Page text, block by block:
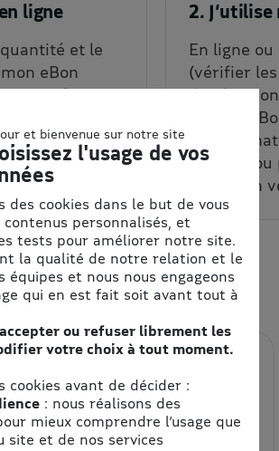
ligne
et le
eBon
remisé, que je
mon
2.
En ligne
(vérifier
chaque
bon
un code
code à un
: les enseignes du
😍
et bienvenue sur notre site
l'usage de vos
des cookies dans le but de vous
personnalisés, et
tests pour améliorer notre site.
la qualité de notre relation et le
équipes et nous nous engageons
qui en est fait soit avant tout à
ou refuser librement les
votre choix à tout moment.
cookies avant de décider :
: nous réalisons des
mieux comprendre l’usage que
site et de nos services